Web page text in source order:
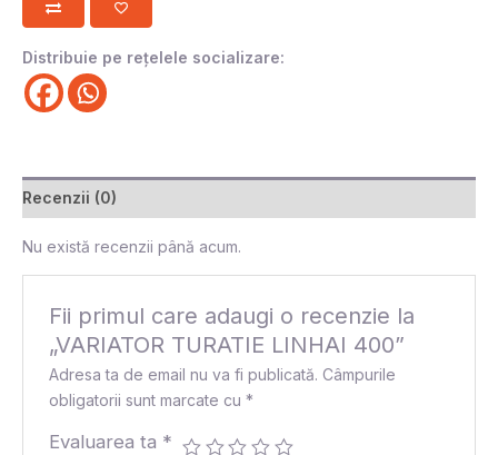
Distribuie pe rețelele socializare:
Recenzii (0)
Nu există recenzii până acum.
Fii primul care adaugi o recenzie la
„VARIATOR TURATIE LINHAI 400”
Adresa ta de email nu va fi publicată. Câmpurile
obligatorii sunt marcate cu*
Evaluarea ta *